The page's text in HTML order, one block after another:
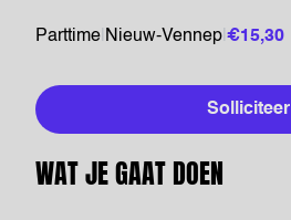
Parttime Nieuw-Vennep €15,30
Solliciteer
WAT JE GAAT DOEN